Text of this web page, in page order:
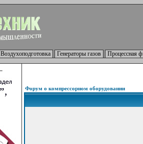
Воздухоподготовка Генераторы газов Процессная
Форум о компрессорном оборудовании